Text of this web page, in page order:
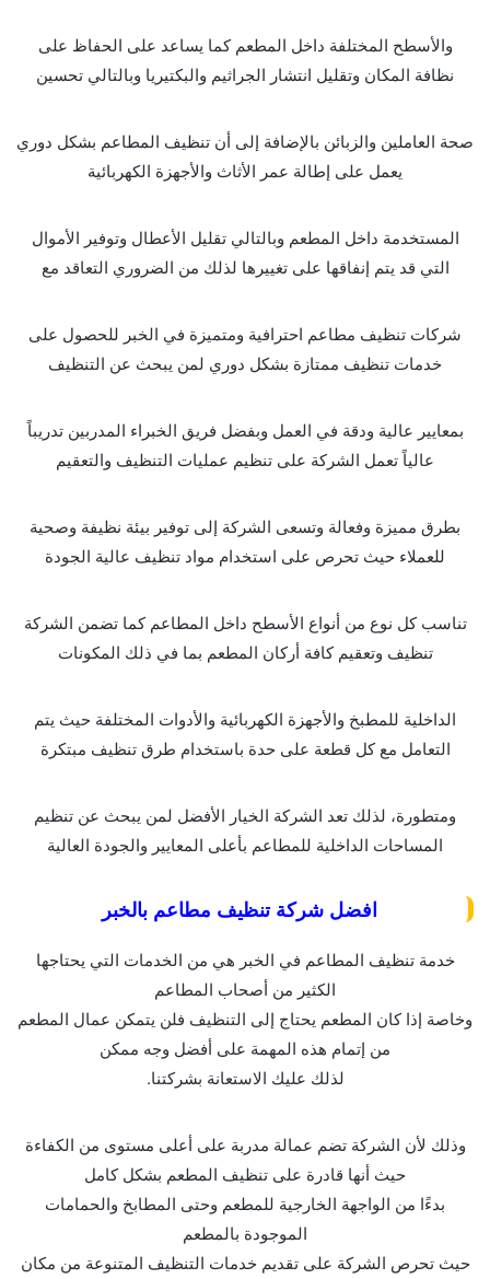
والأسطح المختلفة داخل المطعم كما يساعد على الحفاظ على
نظافة المكان وتقليل انتشار الجراثيم والبكتيريا وبالتالي تحسين
صحة العاملين والزبائن بالإضافة إلى أن تنظيف المطاعم بشكل دوري
يعمل على إطالة عمر الأثاث والأجهزة الكهربائية
المستخدمة داخل المطعم وبالتالي تقليل الأعطال وتوفير الأموال
التي قد يتم إنفاقها على تغييرها لذلك من الضروري التعاقد مع
شركات تنظيف مطاعم احترافية ومتميزة في الخبر للحصول على
خدمات تنظيف ممتازة بشكل دوري لمن يبحث عن التنظيف
بمعايير عالية ودقة في العمل وبفضل فريق الخبراء المدربين تدريباً
عالياً تعمل الشركة على تنظيم عمليات التنظيف والتعقيم
بطرق مميزة وفعالة وتسعى الشركة إلى توفير بيئة نظيفة وصحية
للعملاء حيث تحرص على استخدام مواد تنظيف عالية الجودة
تناسب كل نوع من أنواع الأسطح داخل المطاعم كما تضمن الشركة
تنظيف وتعقيم كافة أركان المطعم بما في ذلك المكونات
الداخلية للمطبخ والأجهزة الكهربائية والأدوات المختلفة حيث يتم
التعامل مع كل قطعة على حدة باستخدام طرق تنظيف مبتكرة
ومتطورة، لذلك تعد الشركة الخيار الأفضل لمن يبحث عن تنظيم
المساحات الداخلية للمطاعم بأعلى المعايير والجودة العالية
افضل شركة تنظيف مطاعم بالخبر
خدمة تنظيف المطاعم في الخبر هي من الخدمات التي يحتاجها
الكثير من أصحاب المطاعم
وخاصة إذا كان المطعم يحتاج إلى التنظيف فلن يتمكن عمال المطعم
من إتمام هذه المهمة على أفضل وجه ممكن
لذلك عليك الاستعانة بشركتنا.
وذلك لأن الشركة تضم عمالة مدربة على أعلى مستوى من الكفاءة
حيث أنها قادرة على تنظيف المطعم بشكل كامل
بدءًا من الواجهة الخارجية للمطعم وحتى المطابخ والحمامات
الموجودة بالمطعم
حيث تحرص الشركة على تقديم خدمات التنظيف المتنوعة من مكان